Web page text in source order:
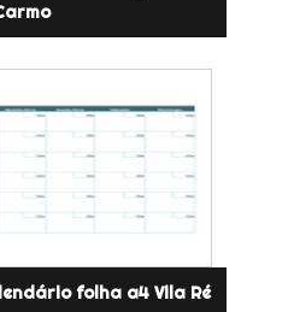
folha a4 Vila Ré